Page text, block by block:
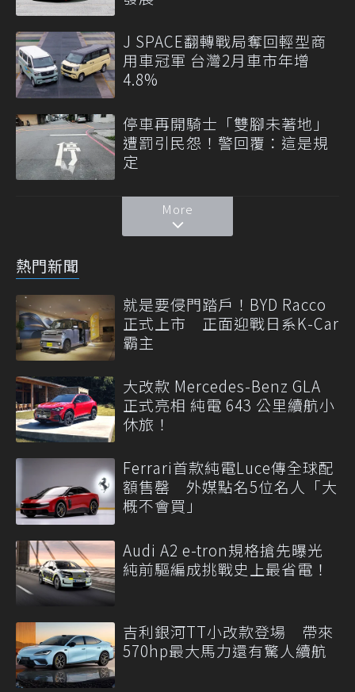
J SPACE翻轉戰局奪回輕型商
用車冠軍 台灣2月車市年增
4.8%
停車再開騎士「雙腳未著地」
遭罰引民怨！警回覆：這是規
定
More
熱門新聞
就是要侵門踏戶！BYD Racco
正式上市 正面迎戰日系K-Car
霸主
大改款 Mercedes-Benz GLA
正式亮相 純電 643 公里續航小
休旅！
Ferrari首款純電Luce傳全球配
額售罄 外媒點名5位名人「大
概不會買」
Audi A2 e-tron規格搶先曝光
純前驅編成挑戰史上最省電！
吉利銀河TT小改款登場 帶來
570hp最大馬力還有驚人續航